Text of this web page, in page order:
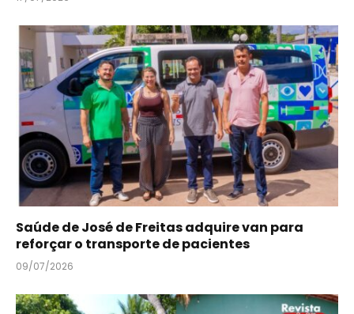
Saúde de José de Freitas adquire van para
reforçar o transporte de pacientes
09/07/2026